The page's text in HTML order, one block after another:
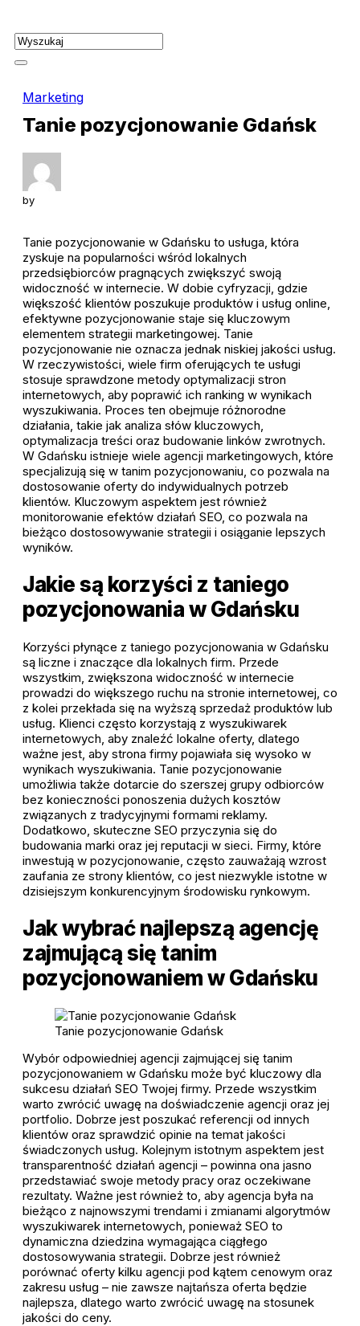
to
content
Marketing
Tanie pozycjonowanie Gdańsk
by
Tanie pozycjonowanie w Gdańsku to usługa, która
zyskuje na popularności wśród lokalnych
przedsiębiorców pragnących zwiększyć swoją
widoczność w internecie. W dobie cyfryzacji, gdzie
większość klientów poszukuje produktów i usług online,
efektywne pozycjonowanie staje się kluczowym
elementem strategii marketingowej. Tanie
pozycjonowanie nie oznacza jednak niskiej jakości usług.
W rzeczywistości, wiele firm oferujących te usługi
stosuje sprawdzone metody optymalizacji stron
internetowych, aby poprawić ich ranking w wynikach
wyszukiwania. Proces ten obejmuje różnorodne
działania, takie jak analiza słów kluczowych,
optymalizacja treści oraz budowanie linków zwrotnych.
W Gdańsku istnieje wiele agencji marketingowych, które
specjalizują się w tanim pozycjonowaniu, co pozwala na
dostosowanie oferty do indywidualnych potrzeb
klientów. Kluczowym aspektem jest również
monitorowanie efektów działań SEO, co pozwala na
bieżąco dostosowywanie strategii i osiąganie lepszych
wyników.
Jakie są korzyści z taniego
pozycjonowania w Gdańsku
Korzyści płynące z taniego pozycjonowania w Gdańsku
są liczne i znaczące dla lokalnych firm. Przede
wszystkim, zwiększona widoczność w internecie
prowadzi do większego ruchu na stronie internetowej, co
z kolei przekłada się na wyższą sprzedaż produktów lub
usług. Klienci często korzystają z wyszukiwarek
internetowych, aby znaleźć lokalne oferty, dlatego
ważne jest, aby strona firmy pojawiała się wysoko w
wynikach wyszukiwania. Tanie pozycjonowanie
umożliwia także dotarcie do szerszej grupy odbiorców
bez konieczności ponoszenia dużych kosztów
związanych z tradycyjnymi formami reklamy.
Dodatkowo, skuteczne SEO przyczynia się do
budowania marki oraz jej reputacji w sieci. Firmy, które
inwestują w pozycjonowanie, często zauważają wzrost
zaufania ze strony klientów, co jest niezwykle istotne w
dzisiejszym konkurencyjnym środowisku rynkowym.
Jak wybrać najlepszą agencję
zajmującą się tanim
pozycjonowaniem w Gdańsku
Tanie pozycjonowanie Gdańsk
Wybór odpowiedniej agencji zajmującej się tanim
pozycjonowaniem w Gdańsku może być kluczowy dla
sukcesu działań SEO Twojej firmy. Przede wszystkim
warto zwrócić uwagę na doświadczenie agencji oraz jej
portfolio. Dobrze jest poszukać referencji od innych
klientów oraz sprawdzić opinie na temat jakości
świadczonych usług. Kolejnym istotnym aspektem jest
transparentność działań agencji – powinna ona jasno
przedstawiać swoje metody pracy oraz oczekiwane
rezultaty. Ważne jest również to, aby agencja była na
bieżąco z najnowszymi trendami i zmianami algorytmów
wyszukiwarek internetowych, ponieważ SEO to
dynamiczna dziedzina wymagająca ciągłego
dostosowywania strategii. Dobrze jest również
porównać oferty kilku agencji pod kątem cenowym oraz
zakresu usług – nie zawsze najtańsza oferta będzie
najlepsza, dlatego warto zwrócić uwagę na stosunek
jakości do ceny.